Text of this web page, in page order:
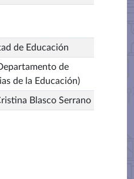
de Educación
de
de la Educación)
Blasco Serrano